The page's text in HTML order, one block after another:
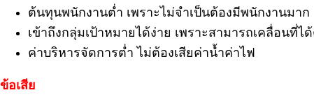
ต้นทุนพนักงานต่ำ เพราะไม่จำเป็นต้องมีพนักงานมาก
เข้าถึงกลุ่มเป้าหมายได้ง่าย เพราะสามารถเคลื่อนที่ไ
ค่าบริหารจัดการต่ำ ไม่ต้องเสียค่าน้ำค่าไฟ
ข้อเสีย